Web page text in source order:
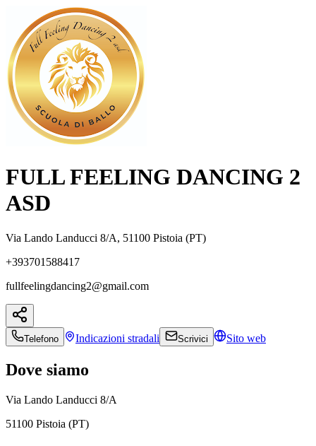
FULL FEELING DANCING 2
ASD
Via Lando Landucci 8/A, 51100 Pistoia (PT)
+393701588417
fullfeelingdancing2@gmail.com
Telefono Indicazioni stradali Scrivici Sito web
Dove siamo
Via Lando Landucci 8/A
51100 Pistoia (PT)